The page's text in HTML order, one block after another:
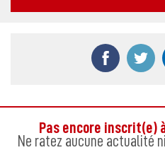
Pas encore
Ne ratez aucune actualité